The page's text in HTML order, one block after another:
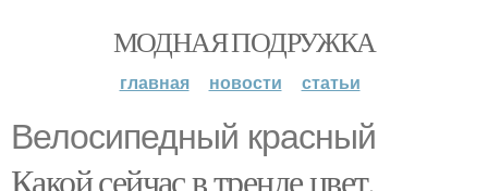
МОДНАЯ ПОДРУЖКА
главная новости статьи
Велосипедный красный
Какой сейчас в тренде цвет.